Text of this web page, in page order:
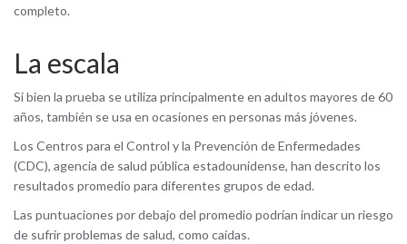
completo.
La escala
Si bien la prueba se utiliza principalmente en adultos mayores de 60
años, también se usa en ocasiones en personas más jóvenes.
Los Centros para el Control y la Prevención de Enfermedades
(CDC), agencia de salud pública estadounidense, han descrito los
resultados promedio para diferentes grupos de edad.
Las puntuaciones por debajo del promedio podrían indicar un riesgo
de sufrir problemas de salud, como caídas.